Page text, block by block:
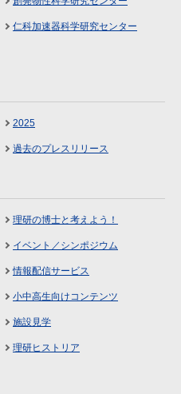
仁科加速器科学研究センター
2025
過去のプレスリリース
理研の博士と考えよう！
イベント／シンポジウム
情報配信サービス
小中高生向けコンテンツ
施設見学
理研ヒストリア